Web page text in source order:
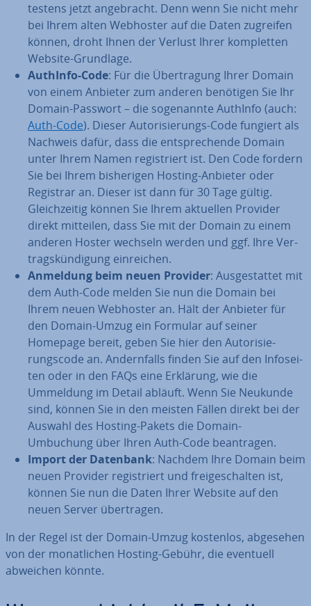
tes­tens jetzt an­ge­bracht. Denn wenn Sie nicht mehr
bei Ihrem alten Webhoster auf die Daten zugreifen
können, droht Ihnen der Verlust Ihrer kom­plet­ten
Website-Grundlage.
AuthInfo-Code: Für die Über­tra­gung Ihrer Domain
von einem Anbieter zum anderen benötigen Sie Ihr
Domain-Passwort – die so­ge­nann­te AuthInfo (auch:
Auth-Code). Dieser Au­to­ri­sie­rungs-Code fungiert als
Nachweis dafür, dass die ent­spre­chen­de Domain
unter Ihrem Namen re­gis­triert ist. Den Code fordern
Sie bei Ihrem bis­he­ri­gen Hosting-Anbieter oder
Registrar an. Dieser ist dann für 30 Tage gültig.
Gleich­zei­tig können Sie Ihrem aktuellen Provider
direkt mitteilen, dass Sie mit der Domain zu einem
anderen Hoster wechseln werden und ggf. Ihre Ver­
trags­kün­di­gung ein­rei­chen.
Anmeldung beim neuen Provider: Aus­ge­stat­tet mit
dem Auth-Code melden Sie nun die Domain bei
Ihrem neuen Webhoster an. Hält der Anbieter für
den Domain-Umzug ein Formular auf seiner
Homepage bereit, geben Sie hier den Au­to­ri­sie­
rungs­code an. An­dern­falls finden Sie auf den In­fo­sei­
ten oder in den FAQs eine Erklärung, wie die
Ummeldung im Detail abläuft. Wenn Sie Neukunde
sind, können Sie in den meisten Fällen direkt bei der
Auswahl des Hosting-Pakets die Domain-
Umbuchung über Ihren Auth-Code be­an­tra­gen.
Import der Datenbank: Nachdem Ihre Domain beim
neuen Provider re­gis­triert und frei­ge­schal­ten ist,
können Sie nun die Daten Ihrer Website auf den
neuen Server über­tra­gen.
In der Regel ist der Domain-Umzug kostenlos, abgesehen
von der mo­nat­li­chen Hosting-Gebühr, die eventuell
abweichen könnte.